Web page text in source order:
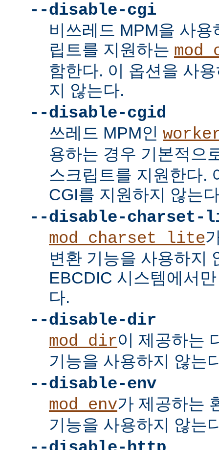
--disable-cgi
비쓰레드 MPM을 사
립트를 지원하는
함한다. 이 옵션을 사
지 않는다.
--disable-cgid
쓰레드 MPM인
용하는 경우 기본적으
스크립트를 지원한다.
CGI를 지원하지 않는
--disable-charset-
mod_charset_lite
변환 기능을 사용하지
EBCDIC 시스템에서
다.
--disable-dir
mod_dir이 제공하는
기능을 사용하지 않는
--disable-env
mod_env가 제공하는
기능을 사용하지 않는